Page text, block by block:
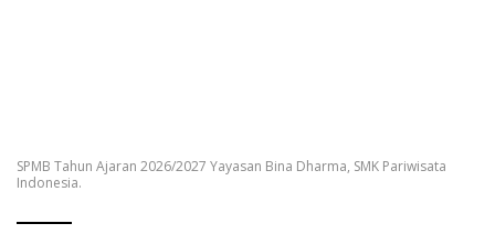
SPMB Tahun Ajaran 2026/2027 Yayasan Bina Dharma, SMK Pariwisata
Indonesia.